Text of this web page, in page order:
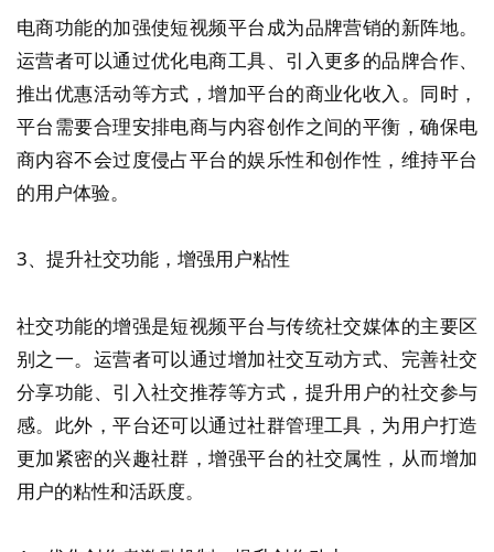
电商功能的加强使短视频平台成为品牌营销的新阵地。
运营者可以通过优化电商工具、引入更多的品牌合作、
推出优惠活动等方式，增加平台的商业化收入。同时，
平台需要合理安排电商与内容创作之间的平衡，确保电
商内容不会过度侵占平台的娱乐性和创作性，维持平台
的用户体验。
3、提升社交功能，增强用户粘性
社交功能的增强是短视频平台与传统社交媒体的主要区
别之一。运营者可以通过增加社交互动方式、完善社交
分享功能、引入社交推荐等方式，提升用户的社交参与
感。此外，平台还可以通过社群管理工具，为用户打造
更加紧密的兴趣社群，增强平台的社交属性，从而增加
用户的粘性和活跃度。